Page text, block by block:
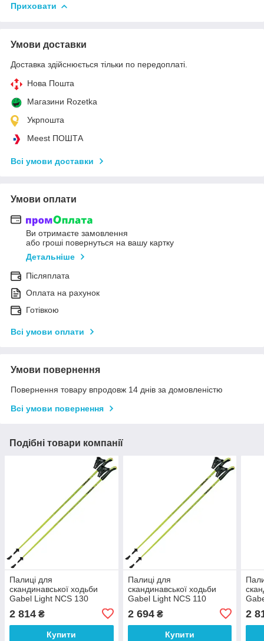
Приховати
Умови доставки
Доставка здійснюється тільки по передоплаті.
Нова Пошта
Магазини Rozetka
Укрпошта
Meest ПОШТА
Всі умови доставки
Умови оплати
Ви отримаєте замовлення
або гроші повернуться на вашу картку
Детальніше
Післяплата
Оплата на рахунок
Готівкою
Всі умови оплати
Умови повернення
Повернення товару впродовж 14 днів за домовленістю
Всі умови повернення
Подібні товари компанії
Палиці для
скандинавської ходьби
Gabel Light NCS 130
2 814 ₴
Купити
Палиці для
скандинавської ходьби
Gabel Light NCS 110
2 694₴
Купити
2